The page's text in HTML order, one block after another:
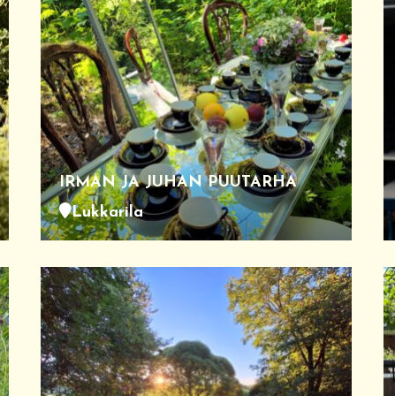
IRMAN JA JUHAN PUUTARHA
Lukkarila